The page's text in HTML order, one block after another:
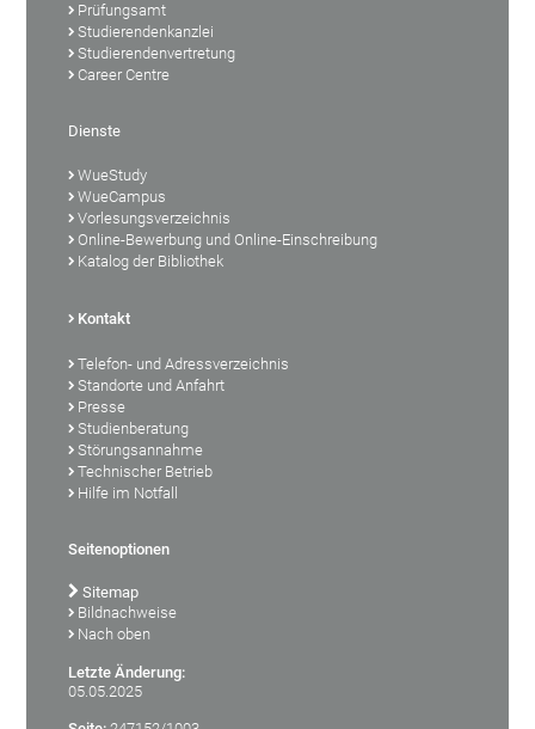
Prüfungsamt
Studierendenkanzlei
Studierendenvertretung
Career Centre
Dienste
WueStudy
WueCampus
Vorlesungsverzeichnis
Online-Bewerbung und Online-Einschreibung
Katalog der Bibliothek
Kontakt
Telefon- und Adressverzeichnis
Standorte und Anfahrt
Presse
Studienberatung
Störungsannahme
Technischer Betrieb
Hilfe im Notfall
Seitenoptionen
Sitemap
Bildnachweise
Nach oben
Letzte Änderung:
05.05.2025